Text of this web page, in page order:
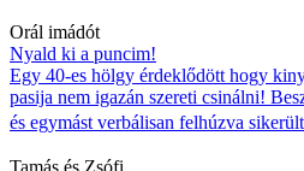
Orál imádót
Nyald ki a puncim!
Egy 40-es hölgy érdeklődött hogy
pasija nem igazán szereti csinálni!
és egymást verbálisan felhúzva
Tamás és Zsófi